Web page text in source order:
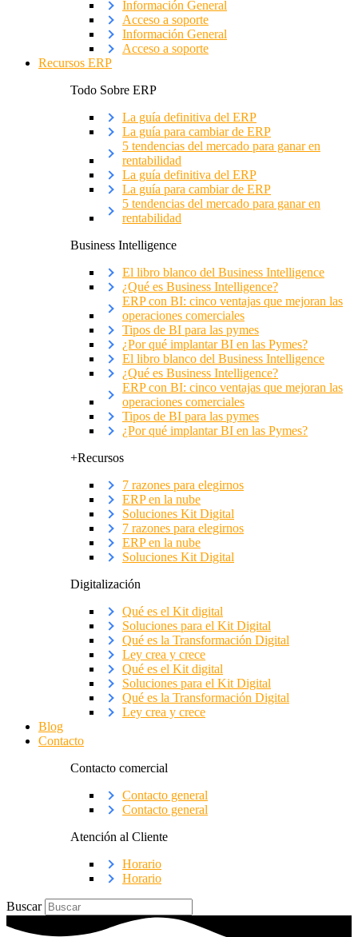
Información General
Acceso a soporte
Información General
Acceso a soporte
Recursos ERP
Todo Sobre ERP
La guía definitiva del ERP
La guía para cambiar de ERP
5 tendencias del mercado para ganar en
rentabilidad
La guía definitiva del ERP
La guía para cambiar de ERP
5 tendencias del mercado para ganar en
rentabilidad
Business Intelligence
El libro blanco del Business Intelligence
¿Qué es Business Intelligence?
ERP con BI: cinco ventajas que mejoran las
operaciones comerciales
Tipos de BI para las pymes
¿Por qué implantar BI en las Pymes?
El libro blanco del Business Intelligence
¿Qué es Business Intelligence?
ERP con BI: cinco ventajas que mejoran las
operaciones comerciales
Tipos de BI para las pymes
¿Por qué implantar BI en las Pymes?
+Recursos
7 razones para elegirnos
ERP en la nube
Soluciones Kit Digital
7 razones para elegirnos
ERP en la nube
Soluciones Kit Digital
Digitalización
Qué es el Kit digital
Soluciones para el Kit Digital
Qué es la Transformación Digital
Ley crea y crece
Qué es el Kit digital
Soluciones para el Kit Digital
Qué es la Transformación Digital
Ley crea y crece
Blog
Contacto
Contacto comercial
Contacto general
Contacto general
Atención al Cliente
Horario
Horario
Buscar